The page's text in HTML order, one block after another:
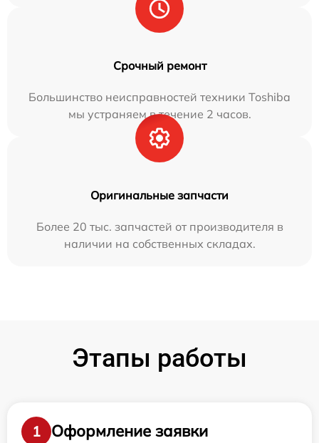
Срочный ремонт
Большинство неисправностей техники Toshiba
мы устраняем в течение 2 часов.
Оригинальные запчасти
Более 20 тыс. запчастей от производителя в
наличии на собственных складах.
Этапы работы
1
Оформление заявки